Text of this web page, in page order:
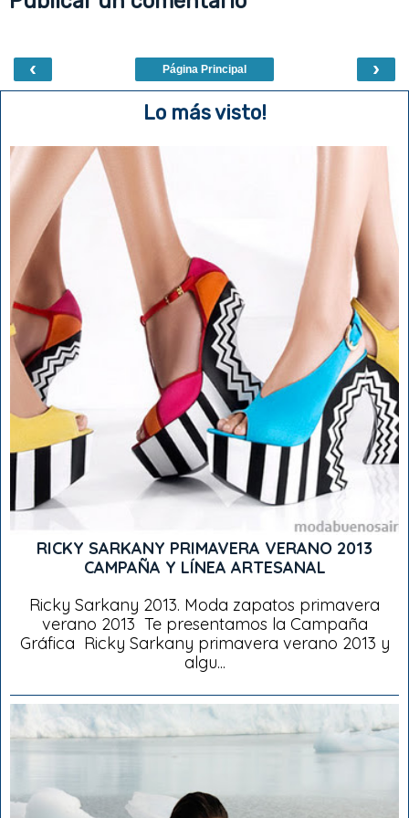
t
‹ ›
Página Principal
Lo más visto!
RICKY SARKANY PRIMAVERA VERANO 2013
CAMPAÑA Y LÍNEA ARTESANAL
Ricky Sarkany 2013. Moda zapatos primavera
verano 2013 Te presentamos la Campaña
Gráfica Ricky Sarkany primavera verano 2013 y
algu...